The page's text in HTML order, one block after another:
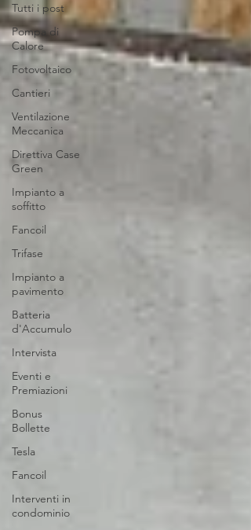
Tutti i post
Pompa di
Calore
Fotovoltaico
Cantieri
Ventilazione
Meccanica
Direttiva Case
Green
Impianto a
soffitto
Fancoil
Trifase
Impianto a
pavimento
Batteria
d'Accumulo
Intervista
Eventi e
Premiazioni
Bonus
Bollette
Tesla
Fancoil
Interventi in
condominio